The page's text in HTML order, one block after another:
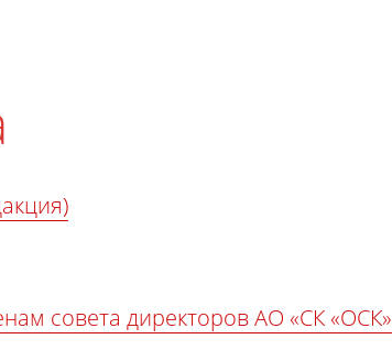
совета директоров АО «СК «ОСК»